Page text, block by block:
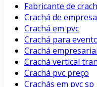
Fabricante de
Crachá de empresa
Crachá em pvc
Crachá para
Crachá empresarial
Crachá vertical
Crachá pvc preço
Crachás em pvc sp